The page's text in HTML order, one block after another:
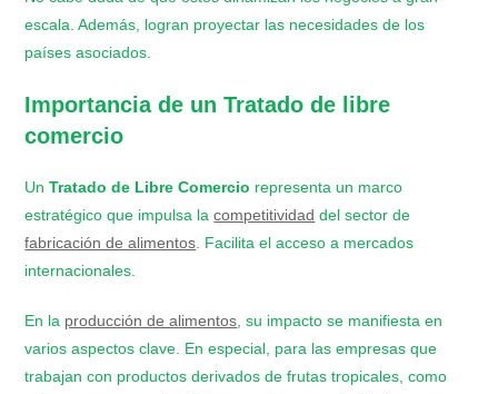
escala. Además, logran proyectar las necesidades de los
países asociados.
Importancia de unTratado de libre
comercio
UnTratado de Libre Comercio representa un marco
estratégico que impulsa lacompetitividad del sector de
fabricación de alimentos. Facilita el acceso a mercados
internacionales.
En la producción de alimentos, su impacto se manifiesta en
varios aspectos clave. En especial, para las empresas que
trabajan con productos derivados de frutas tropicales, como